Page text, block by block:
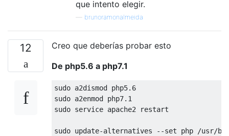
que intento elegir.
brunoramonalmeida
12
Creo que deberías probar esto
De php5.6 a php7.1
sudo a2dismod php5.6
sudo a2enmod php7.1
sudo service apache2 restart
sudo update-alternatives --set php /usr/